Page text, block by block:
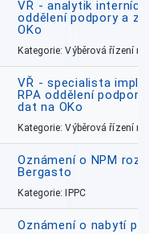
VŘ - analytik
oddělení podpory a
OKo
Kategorie: Výběrová řízení
VŘ - specialista
RPA oddělení
dat na OKo
Kategorie: Výběrová řízení
Oznámení o NPM
Bergasto
Kategorie: IPPC
Oznámení o nabytí